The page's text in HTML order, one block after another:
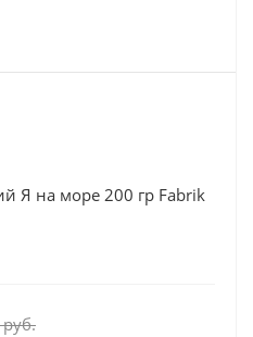
Я на море 200 гр Fabrik
руб.